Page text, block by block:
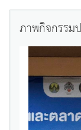
ภาพกิจกรรม